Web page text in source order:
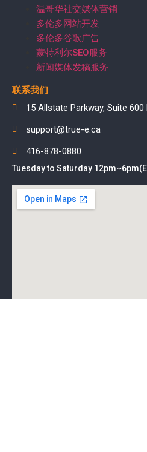
温哥华社交媒体营销
多伦多网站开发
多伦多谷歌广告
蒙特利尔SEO服务
新闻媒体发稿服务
联系我们
15 Allstate Parkway, Suite 600
support@true-e.ca
416-878-0880
Tuesday to Saturday